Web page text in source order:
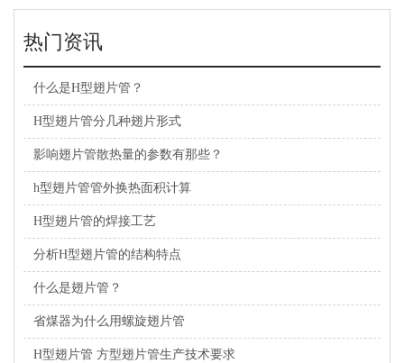
热门资讯
什么是H型翅片管？
H型翅片管分几种翅片形式
影响翅片管散热量的参数有那些？
h型翅片管管外换热面积计算
H型翅片管的焊接工艺
分析H型翅片管的结构特点
什么是翅片管？
省煤器为什么用螺旋翅片管
H型翅片管 方型翅片管生产技术要求